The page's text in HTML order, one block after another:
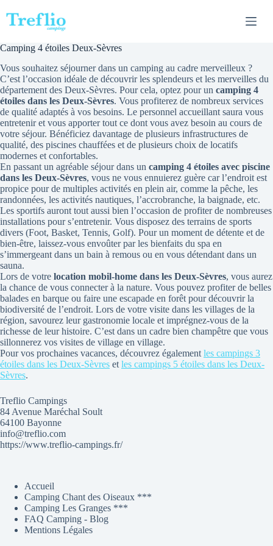
au
contenu
Camping 4 étoiles Deux-Sèvres
Vous souhaitez séjourner dans un camping au cadre merveilleux ?
C’est l’occasion idéale de découvrir les splendeurs et les merveilles du
département des Deux-Sèvres. Pour cela, optez pour un camping 4
étoiles dans les Deux-Sèvres. Vous profiterez de nombreux services
de qualité adaptés à vos besoins. Le personnel accueillant saura vous
entretenir et vous apporter tout ce dont vous avez besoin au cours de
votre séjour. Bénéficiez davantage de plusieurs infrastructures de
qualité, des piscines chauffées et de plusieurs choix de locatifs
modernes et confortables.
En passant un agréable séjour dans un camping 4 étoiles avec piscine
dans les Deux-Sèvres, vous ne vous ennuierez guère car l’endroit est
propice pour de multiples activités en plein air, comme la pêche, les
randonnées, les activités nautiques, l’accrobranche, la baignade, etc.
Les sportifs auront tout aussi bien l’occasion de profiter de nombreuses
installations pour s’entretenir. Vous disposez des terrains de sports
divers (Foot, Basket, Tennis, Golf). Pour un moment de détente et de
bien-être, laissez-vous envoûter par les bienfaits du spa en
s’immergeant dans un bain à remous ou en vous détendant dans un
sauna.
Lors de votre location mobil-home dans les Deux-Sèvres, vous aurez
la chance de vous connecter à la nature. Vous pouvez profiter de belles
balades en barque ou faire une escapade en forêt pour découvrir la
biodiversité de l’endroit. Lors de votre visite dans les villages de la
région, savourez leur gastronomie locale et imprégnez-vous de la
richesse de leur histoire. C’est dans un cadre bien champêtre que vous
sillonnerez vos visites de village en village.
Pour vos prochaines vacances, découvrez également les campings 3
étoiles dans les Deux-Sèvres et les campings 5 étoiles dans les Deux-
Sèvres.
Treflio Campings
84 Avenue Maréchal Soult
64100 Bayonne
info@treflio.com
https://www.treflio-campings.fr/
Accueil
Camping Chant des Oiseaux ***
Camping Les Granges ***
FAQ Camping - Blog
Mentions Légales